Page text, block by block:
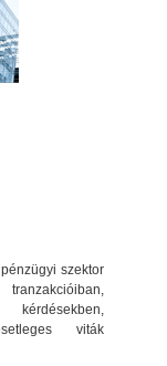
szektor
viták